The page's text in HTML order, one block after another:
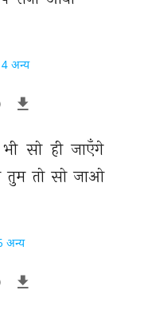
4 अन्य
भी सो ही जाएँगे
तुम तो सो जाओ
अन्य